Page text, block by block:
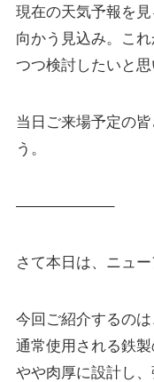
現在の天気予報を
向かう見込み。こ
つつ検討したいと
当日ご来場予定の
う。
——————–
さて本日は、ニュ
今回ご紹介するのは
通常使用される鉄製
やや肉厚に設計し